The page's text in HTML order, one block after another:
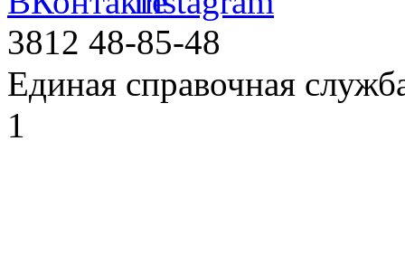
3812 48-85-48
Единая справочная
1